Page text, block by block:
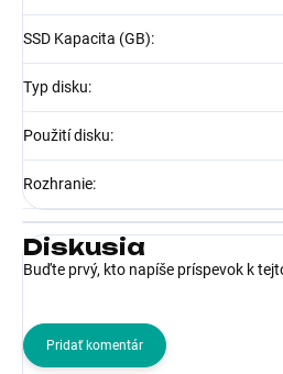
SSD Kapacita (GB):
Typ disku:
Použití disku:
Rozhranie:
Diskusia
Buďte prvý, kto napíše príspevok k
Pridať komentár